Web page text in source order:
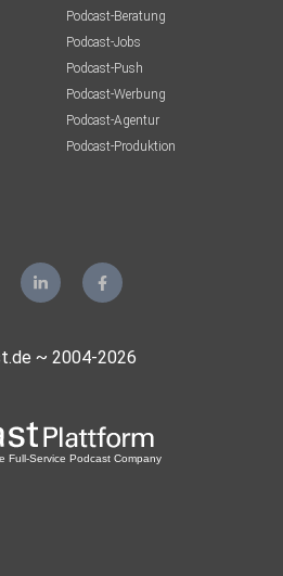
Podcast-Beratung
Podcast-Jobs
Podcast-Push
Podcast-Werbung
Podcast-Agentur
Podcast-Produktion
~ 2004-2026